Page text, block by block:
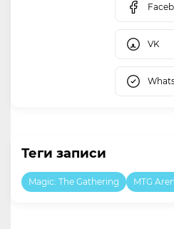
VK
Теги записи
Magic: The Gathering MTG